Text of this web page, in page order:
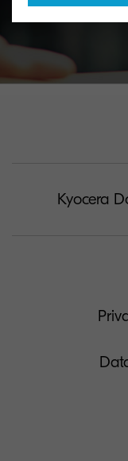
Kyocera